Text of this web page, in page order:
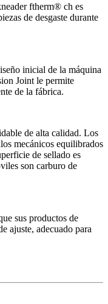
ftherm® ch es
de desgaste durante
inicial de la máquina
Joint le permite
de la fábrica.
de alta calidad. Los
mecánicos equilibrados
de sellado es
son carburo de
sus productos de
ajuste, adecuado para